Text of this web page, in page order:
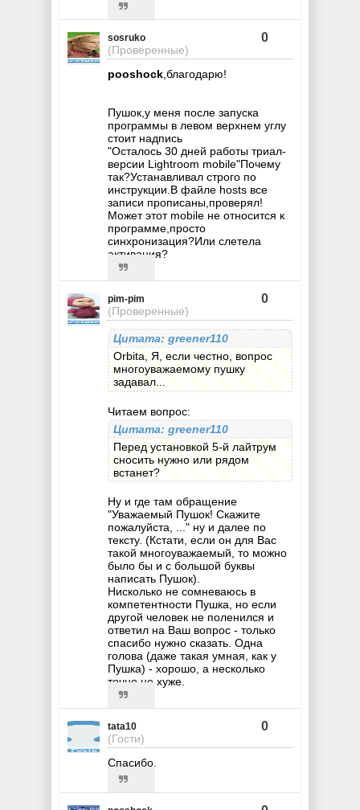
sosruko
(Проверенные)
0
pooshock ,благодарю!
Пушок,у меня после запуска
программы в левом верхнем углу
стоит надпись
"Осталось 30 дней работы триал-
версии Lightroom mobile"Почему
так?Устанавливал строго по
инструкции.В файле hosts все
записи прописаны,проверял!
Может этот mobile не относится к
программе,просто
синхронизация?Или слетела
активация?
pim-pim
(Проверенные)
0
Цитата: greener110
Orbita, Я, если честно, вопрос
многоуважаемому пушку
задавал...
Читаем вопрос:
Цитата: greener110
Перед установкой 5-й лайтрум
сносить нужно или рядом
встанет?
Ну и где там обращение
"Уважаемый Пушок! Скажите
пожалуйста, ..." ну и далее по
тексту. (Кстати, если он для Вас
такой многоуважаемый, то можно
было бы и с большой буквы
написать Пушок).
Нисколько не сомневаюсь в
компетентности Пушка, но если
другой человек не поленился и
ответил на Ваш вопрос - только
спасибо нужно сказать. Одна
голова (даже такая умная, как у
Пушка) - хорошо, а несколько
точно не хуже.
tata10
(Гости)
0
Спасибо.